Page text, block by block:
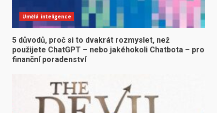
Umělá inteligence
5 důvodů, proč si to dvakrát rozmyslet, než
použijete ChatGPT – nebo jakéhokoli Chatbota – pro
finanční poradenství